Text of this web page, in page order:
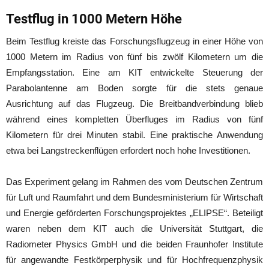
Testflug in 1000 Metern Höhe
Beim Testflug kreiste das Forschungsflugzeug in einer Höhe von
1000 Metern im Radius von fünf bis zwölf Kilometern um die
Empfangsstation. Eine am KIT entwickelte Steuerung der
Parabolantenne am Boden sorgte für die stets genaue
Ausrichtung auf das Flugzeug. Die Breitbandverbindung blieb
während eines kompletten Überfluges im Radius von fünf
Kilometern für drei Minuten stabil. Eine praktische Anwendung
etwa bei Langstreckenflügen erfordert noch hohe Investitionen.
Das Experiment gelang im Rahmen des vom Deutschen Zentrum
für Luft und Raumfahrt und dem Bundesministerium für Wirtschaft
und Energie geförderten Forschungsprojektes „ELIPSE“. Beteiligt
waren neben dem KIT auch die Universität Stuttgart, die
Radiometer Physics GmbH und die beiden Fraunhofer Institute
für angewandte Festkörperphysik und für Hochfrequenzphysik